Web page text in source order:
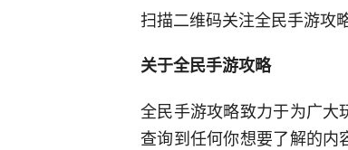
扫描二维码关注全民手游攻
关于全民手游攻略
全民手游攻略致力于为广大
查询到任何你想要了解的内